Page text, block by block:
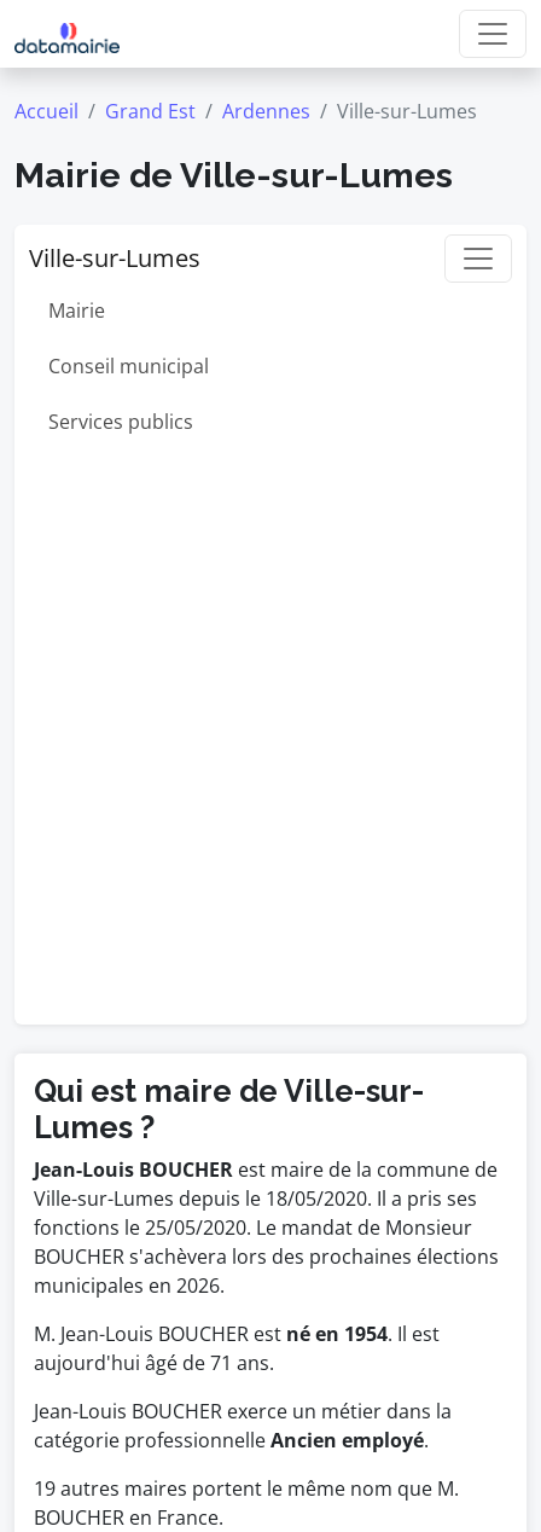
Accueil Grand Est Ardennes Ville-sur-Lumes
Mairie de Ville-sur-Lumes
Ville-sur-Lumes
Mairie
Conseil municipal
Services publics
Qui est maire de Ville-sur-
Lumes ?
Jean-Louis BOUCHER est maire de la commune de
Ville-sur-Lumes depuis le 18/05/2020. Il a pris ses
fonctions le 25/05/2020. Le mandat de Monsieur
BOUCHER s'achèvera lors des prochaines élections
municipales en 2026.
M. Jean-Louis BOUCHER est né en 1954. Il est
aujourd'hui âgé de 71 ans.
Jean-Louis BOUCHER exerce un métier dans la
catégorie professionnelleAncien employé.
19 autres maires portent le même nom que M.
BOUCHER en France.